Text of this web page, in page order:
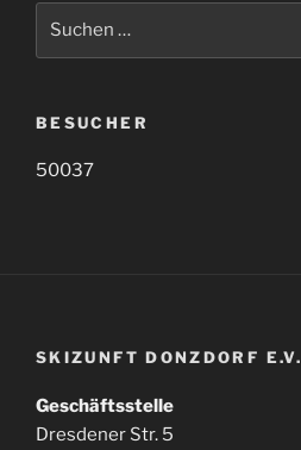
BESUCHER
50037
SKIZUNFT DONZDORF E.V.
Geschäftsstelle
Dresdener Str. 5